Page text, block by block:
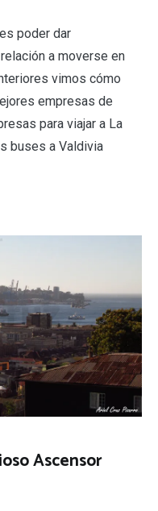
poder dar
a moverse en
vimos cómo
empresas de
para viajar a La
buses a Valdivia
Ascensor